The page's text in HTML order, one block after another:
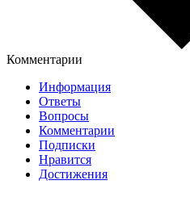
Комментарии
Информация
Ответы
Вопросы
Комментарии
Подписки
Нравится
Достижения